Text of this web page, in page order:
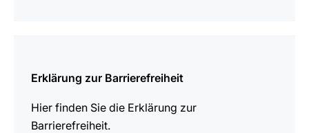
Erklärung zur Barrierefreiheit
Hier finden Sie die Erklärung zur
Barrierefreiheit.